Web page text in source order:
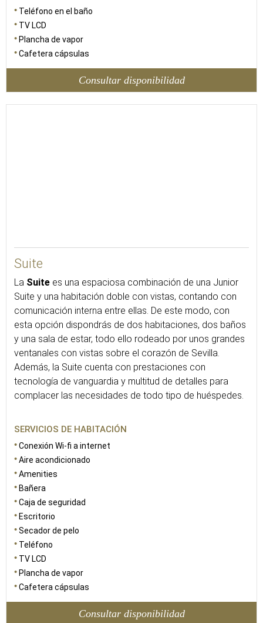
Teléfono en el baño
TV LCD
Plancha de vapor
Cafetera cápsulas
Consultar disponibilidad
Suite
La Suite es una espaciosa combinación de una Junior
Suite y una habitación doble con vistas, contando con
comunicación interna entre ellas. De este modo, con
esta opción dispondrás de dos habitaciones, dos baños
y una sala de estar, todo ello rodeado por unos grandes
ventanales con vistas sobre el corazón de Sevilla.
Además, la Suite cuenta con prestaciones con
tecnología de vanguardia y multitud de detalles para
complacer las necesidades de todo tipo de huéspedes.
SERVICIOS DE HABITACIÓN
Conexión Wi-fi a internet
Aire acondicionado
Amenities
Bañera
Caja de seguridad
Escritorio
Secador de pelo
Teléfono
TV LCD
Plancha de vapor
Cafetera cápsulas
Consultar disponibilidad